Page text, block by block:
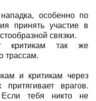
особенно по
принять участие в
связки.
критикам так же
трассам.
и критикам через
врагов.
Если тебя никто не